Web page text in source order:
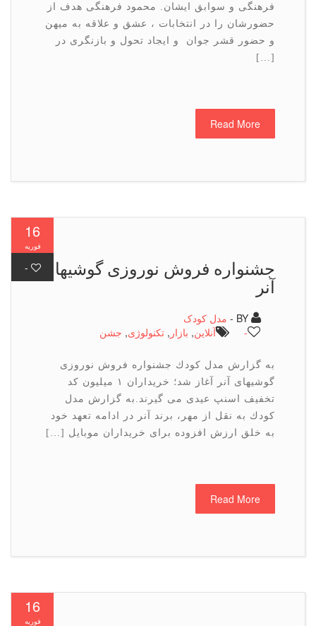
فرهنگی و سوابق ایشان. محمود فرهنگی هدف از
حضورشان را در انتخابات ، عشق و علاقه به میهن
و حضور قشر جوان و ایجاد تحول و بازنگری در
Read More
-
جشنواره فروش نوروزی گوشیهای
مدل کودک
آنلاین ,بازار,تكنولوژی,جشن
به گزارش مدل كودك جشنواره فروش نوروزی
گوشیهای آنر آغاز شد؛ خریداران ۱ میلیون كد
تخفیف اسنپ عیدی می گیرند.به گزارش مدل
كودك به نقل از مهر، برند آنر در ادامه تعهد خود
به خلق ارزش افزوده برای خریداران موبایل […]
Read More